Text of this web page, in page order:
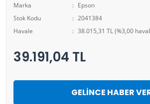
Marka
Epson
Stok Kodu
2041384
Havale
38.015,31 TL (%3,00
39.191,04 TL
GELİNCE HABER